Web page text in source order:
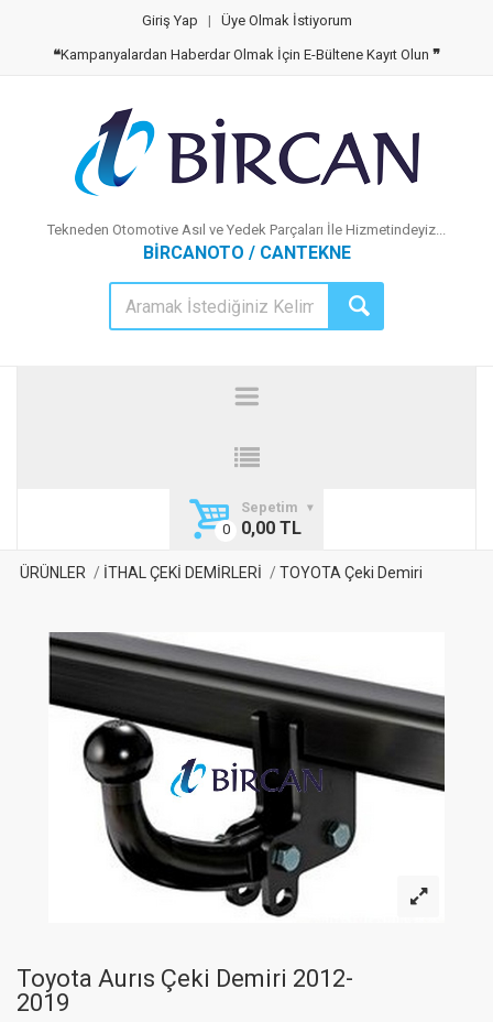
Giriş Yap | Üye Olmak İstiyorum
❝Kampanyalardan Haberdar Olmak İçin E-Bültene Kayıt Olun ❞
Tekneden Otomotive Asıl ve Yedek Parçaları İle Hizmetindeyiz...
BİRCANOTO / CANTEKNE
Sepetim
0,00 TL
ÜRÜNLER İTHAL ÇEKİ DEMİRLERİ TOYOTA Çeki Demiri
Toyota Aurıs Çeki Demiri 2012-
2019